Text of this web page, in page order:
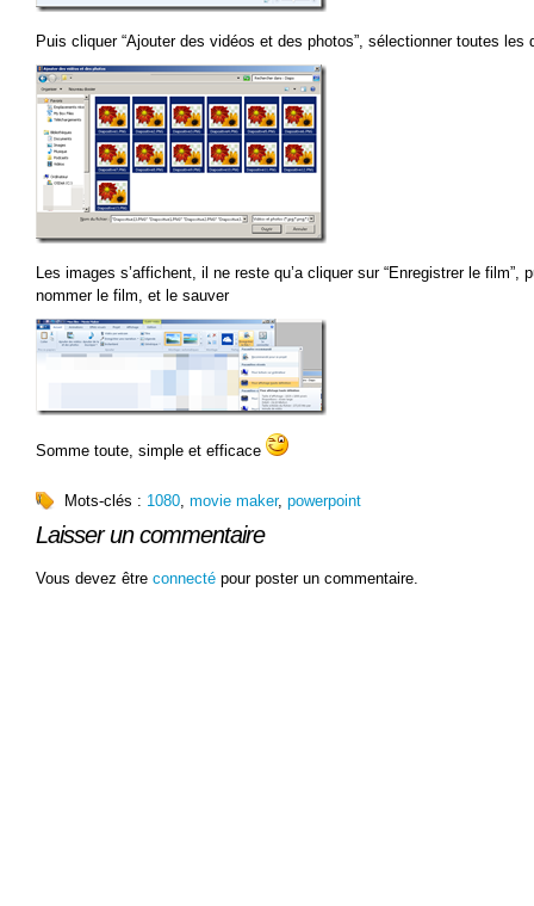
Puis cliquer “Ajouter des vidéos et des photos”, sélectionner toutes les
Les images s’affichent, il ne reste qu’a cliquer sur “Enregistrer le film”,
nommer le film, et le sauver
Somme toute, simple et efficace
Mots-clés : 1080, movie maker, powerpoint
Laisser un commentaire
Vous devez être connecté pour poster un commentaire.